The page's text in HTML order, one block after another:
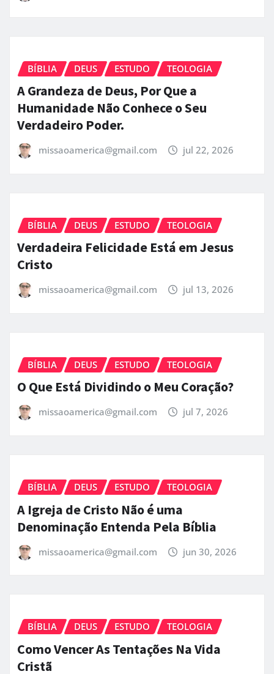
BÍBLIA DEUS ESTUDO TEOLOGIA
A Grandeza de Deus, Por Que a
Humanidade Não Conhece o Seu
Verdadeiro Poder.
missaoamerica@gmail.com jul 22, 2026
BÍBLIA DEUS ESTUDO TEOLOGIA
Verdadeira Felicidade Está em Jesus
Cristo
missaoamerica@gmail.com jul 13, 2026
BÍBLIA DEUS ESTUDO TEOLOGIA
O Que Está Dividindo o Meu Coração?
missaoamerica@gmail.com jul 7, 2026
BÍBLIA DEUS ESTUDO TEOLOGIA
A Igreja de Cristo Não é uma
Denominação Entenda Pela Bíblia
missaoamerica@gmail.com jun 30, 2026
BÍBLIA DEUS ESTUDO TEOLOGIA
Como Vencer As Tentações Na Vida
Cristã